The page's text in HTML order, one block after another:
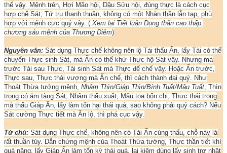
thể vậy. Mệnh trên, Hợi Mão hội, Dậu Sửu hội, đúng thực là cách cục
hợp chế Sát; Tứ trụ thanh thuần, không có một Nhàn thần lẫn tạp, phù
hợp với mệnh cực quý vậy. ( Xem lại Tiết luận Dụng thần cao thấp,
chương sáu mệnh của Thương Diêm)
Nguyên văn: Sát dụng Thực chế không nên lộ Tài thấu Ấn, lấy Tài có thể
chuyển Thực sinh Sát, mà Ấn có thể khứ Thực hộ Sát vậy. Nhưng mà
trước Tài sau Thực, Tài sinh Sát mà Thực để chế vậy. Hoặc Ấn trước,
Thực sau, Thực thái vượng mà Ấn chế, thì cách thành đại quý. Như
Thoát Thừa tướng mệnh, Nhâm Thìn/Giáp Thìn/Bính Tuất/Mậu Tuất , Thìn
trong có ám tàng Sát, Nhâm thấu xuất, Mậu tọa bốn chi, Thực thái trọng
mà thấu Giáp Ấn, lấy làm tổn hại thái quá, sao không phải quý cách? Nếu
Sát cường Thực tiết mà Ấn lộ, thì phá cục vậy.
Từ chú: Sát dụng Thực chế, không nên có Tài Ấn cùng thấu, chỗ này là
rất thuần túy. Dẫn chứng mệnh của Thoát Thừa tướng, Thực thần tiết khí
quá nặng, lấy Giáp Ấn làm tổn kỳ thái quá, lại kiêm dùng lấy sinh trợ nhật